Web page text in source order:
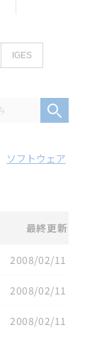
IGES
ソフトウェア
最終更新
2008/02/11
2008/02/11
2008/02/11